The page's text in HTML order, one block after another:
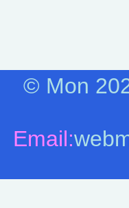
© Mon
Email: